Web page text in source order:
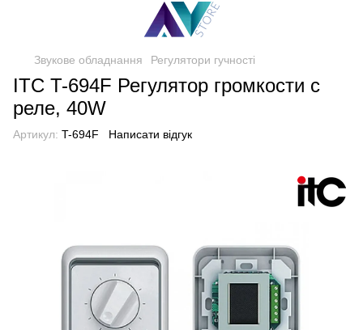
Звукове обладнання Регулятори гучності
ITC T-694F Регулятор громкости с
реле, 40W
Артикул: T-694F Написати відгук